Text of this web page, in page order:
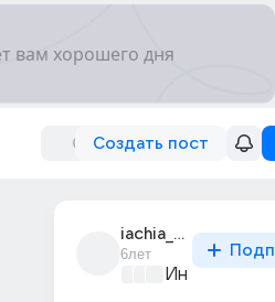
Создать пост
iachia_iachia_9
6лет